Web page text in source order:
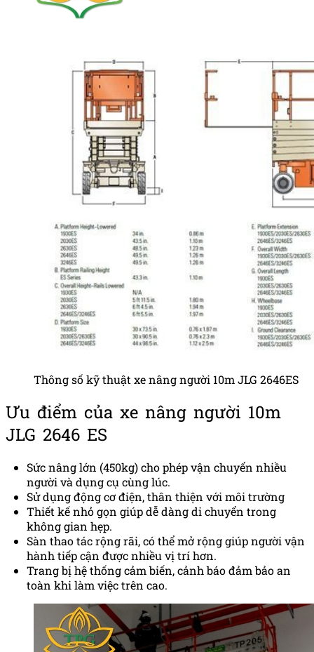
Thông số kỹ thuật xe nâng người 10m JLG 2646ES
Ưu điểm của xe nâng người 10m
JLG 2646 ES
Sức nâng lớn (450kg) cho phép vận chuyển nhiều
người và dụng cụ cùng lúc.
Sử dụng động cơ điện, thân thiện với môi trường
Thiết kế nhỏ gọn giúp dễ dàng di chuyển trong
không gian hẹp.
Sàn thao tác rộng rãi, có thể mở rộng giúp người vận
hành tiếp cận được nhiều vị trí hơn.
Trang bị hệ thống cảm biến, cảnh báo đảm bảo an
toàn khi làm việc trên cao.